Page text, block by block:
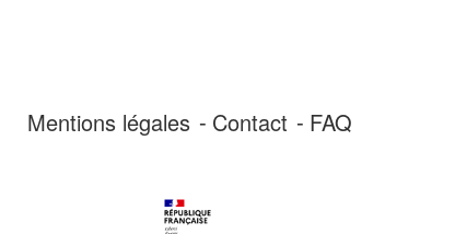
Mentions légales Contact FAQ